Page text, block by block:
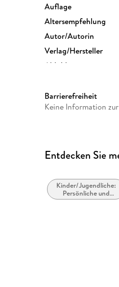
Auflage
Altersempfehlung
Autor/Autorin
Verlag/Hersteller
Abbildungen
ISBN
Barrierefreiheit
Keine Information
Entdecken Sie
Kinder/Jugendliche:
Persönliche und
soziale Themen